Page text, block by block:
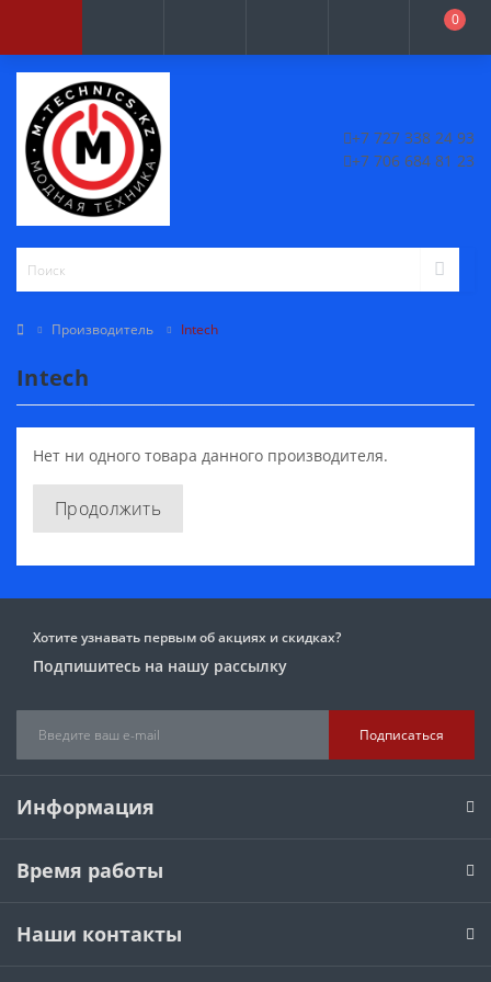
0
+7 727 338 24 93
+7 706 684 81 23
Производитель Intech
Intech
Нет ни одного товара данного производителя.
Продолжить
Хотите узнавать первым об акциях и скидках?
Подпишитесь на нашу рассылку
Подписаться
Информация
Время работы
Наши контакты